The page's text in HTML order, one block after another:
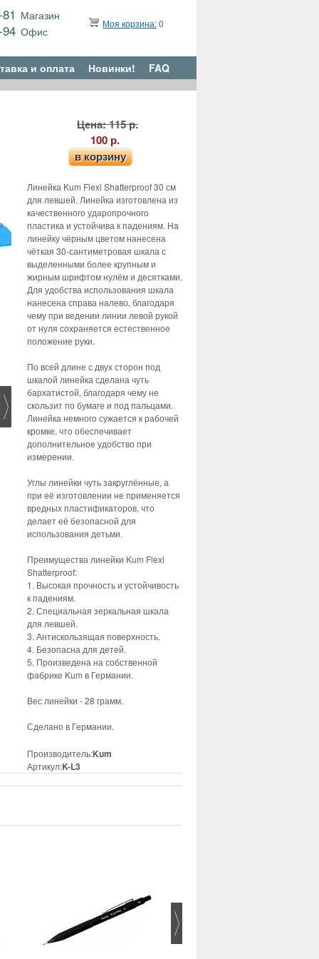
Магазин
94Офис
Моя корзина:0
и оплата Новинки! FAQ
Цена: 115 р.
100 р.
в корзину
Линейка Kum Flexi Shatterproof 30 см
для левшей. Линейка изготовлена из
качественного ударопрочного
пластика и устойчива к падениям. На
линейку чёрным цветом нанесена
чёткая 30-сантиметровая шкала с
выделенными более крупным и
жирным шрифтом нулём и десятками.
Для удобства использования шкала
нанесена справа налево, благодаря
чему при ведении линии левой рукой
от нуля сохраняется естественное
положение руки.
По всей длине с двух сторон под
шкалой линейка сделана чуть
бархатистой, благодаря чему не
скользит по бумаге и под пальцами.
Линейка немного сужается к рабочей
кромке, что обеспечивает
дополнительное удобство при
измерении.
Углы линейки чуть закруглённые, а
при её изготовлении не применяется
вредных пластификаторов, что
делает её безопасной для
использования детьми.
Преимущества линейки Kum Flexi
Shatterproof:
1. Высокая прочность и устойчивость
к падениям.
2. Специальная зеркальная шкала
для левшей.
3. Антискользящая поверхность.
4. Безопасна для детей.
5. Произведена на собственной
фабрике Kum в Германии.
Вес линейки - 28 грамм.
Сделано в Германии.
Производитель:Kum
Артикул:K-L3